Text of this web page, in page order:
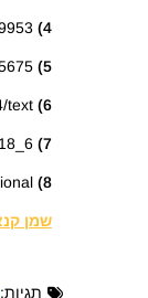
4)
http://www.ncbi.nlm.nih.gov/Taxonomy/Browser/wwwtax.cgi?id=19953
5)
http://www.infomed.co.il/question-5675/
6)
http://www.congress.gov/bill/103rd-congress/senate-bill/784/text
7)
http://www.medscape.com/viewarticle/409518_6
8)
http://ods.od.nih.gov/factsheets/Valerian-HealthProfessional/
שמן
תגיות: